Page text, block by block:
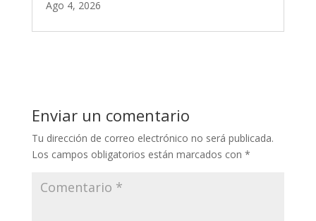
Ago 4, 2026
Enviar un comentario
Tu dirección de correo electrónico no será publicada.
Los campos obligatorios están marcados con *